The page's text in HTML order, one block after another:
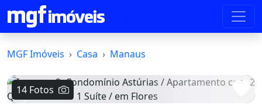
MGF Imóveis Casa Manaus
14 Fotos